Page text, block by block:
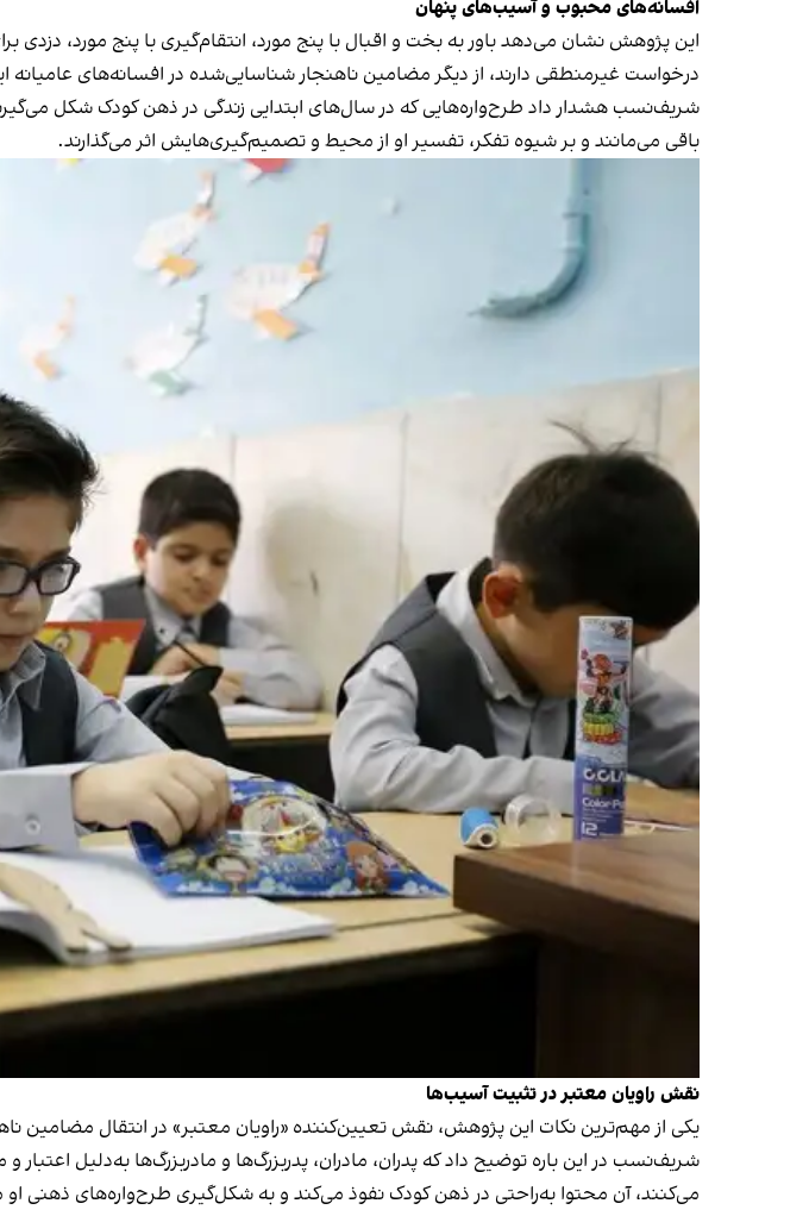
افسانه‌های محبوب و آسیب‌های پنهان
این پژوهش نشان می‌دهد باور به بخت و اقبال با پنج مورد، انتقام‌گیری با پنج مورد،
درخواست غیرمنطقی دارند، از دیگر مضامین ناهنجار شناسایی‌شده در افسانه‌های عامیانه
شریف‌نسب هشدار داد طرح‌واره‌هایی که در سال‌های ابتدایی زندگی در ذهن کودک شکل می‌گیرند،
باقی می‌مانند و بر شیوه‌ تفکر، تفسیر او از محیط و تصمیم‌گیری‌هایش اثر می‌گذارند.
نقش راویان معتبر در تثبیت آسیب‌ها
یکی از مهم‌ترین نکات این پژوهش، نقش تعیین‌کننده «راویان معتبر» در انتقال مضامین
شریف‌نسب در این باره توضیح داد که پدران، مادران، پدربزرگ‌ها و مادربزرگ‌ها به‌دلیل
می‌کنند، آن محتوا به‌راحتی در ذهن کودک نفوذ می‌کند و به شکل‌گیری طرح‌واره‌های ذهنی او